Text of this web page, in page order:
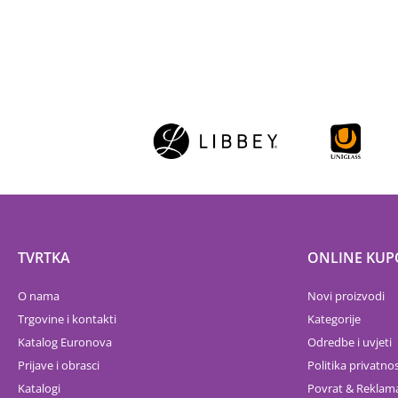
TVRTKA
O nama
Trgovine i kontakti
Katalog Euronova
Prijave i obrasci
Katalogi
ONLINE
Novi proizvodi
Kategorije
Odredbe i uvjeti
Politika
Povrat &